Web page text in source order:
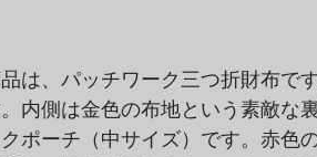
は、パッチワーク三つ折財布で
内側は金色の布地という素敵な
ポーチ（中サイズ）です。赤色